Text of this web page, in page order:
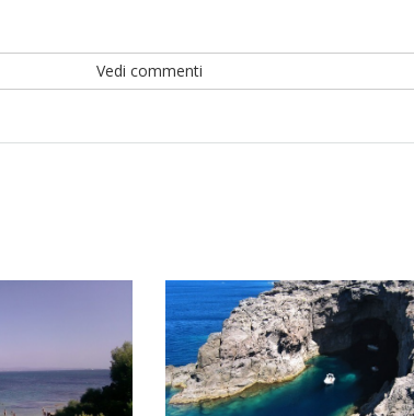
Vedi commenti